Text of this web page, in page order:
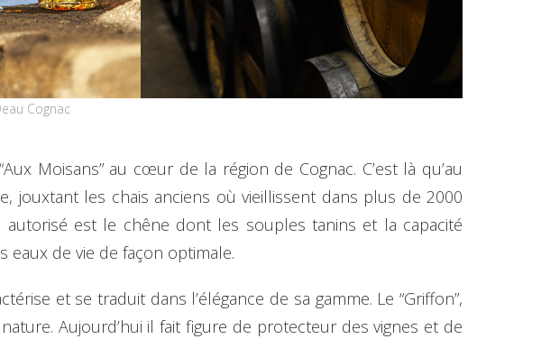
Cognac
Moisans” au cœur de la région de Cognac. C’est là qu’au
jouxtant les chais anciens où vieillissent dans plus de 2000
est le chêne dont les souples tanins et la capacité
eaux de vie de façon optimale.
et se traduit dans l’élégance de sa gamme. Le “Griffon”,
Aujourd’hui il fait figure de protecteur des vignes et de